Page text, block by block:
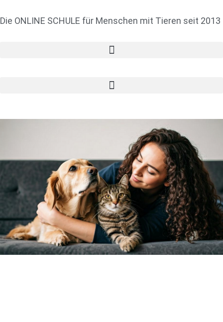
Die ONLINE SCHULE für Menschen mit Tieren seit 2013